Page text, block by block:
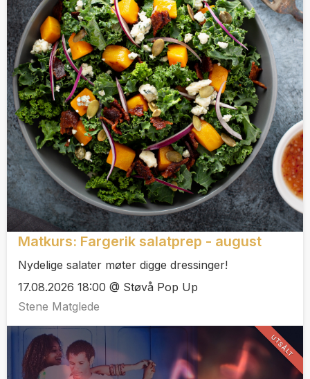
Matkurs: Fargerik salatprep - august
Nydelige salater møter digge dressinger!
17.08.2026 18:00 @ Støvå Pop Up
Stene Matglede
UTSÅLT